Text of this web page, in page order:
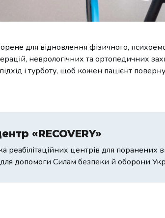
для відновлення фізичного,
неврологічних та ортопедичних
і турботу, щоб кожен пацієнт
«RECOVERY»
центрів для поранених
допомоги Силам безпеки й оборони